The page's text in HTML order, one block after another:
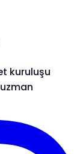
kuruluşu